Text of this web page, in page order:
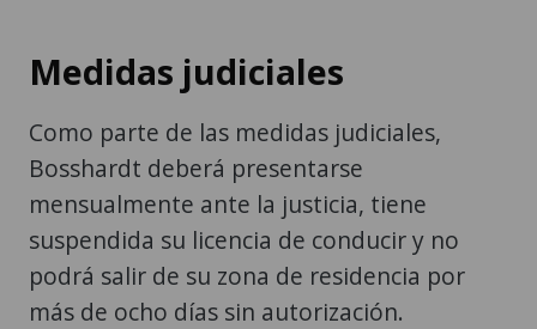
Medidas judiciales
Como parte de las medidas judiciales,
Bosshardt deberá presentarse
mensualmente ante la justicia, tiene
suspendida su licencia de conducir y no
podrá salir de su zona de residencia por
más de ocho días sin autorización.